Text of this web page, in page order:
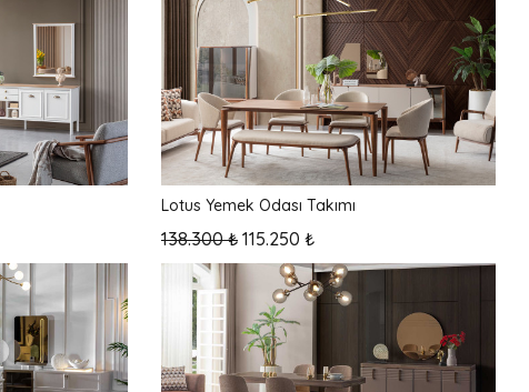
Lotus Yemek Odası Takımı
138.300 ₺ 115.250 ₺